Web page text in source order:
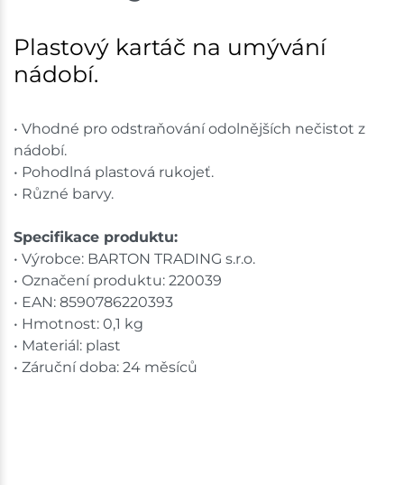
Mohelnice
Skladem na prodejně - doručení do 7 dnů
2 ks
Skladem na prodejně - doručení do 7 dnů
Velká Bíteš
Skladem na prodejně - doručení do 7 dnů
Skladové množství na prodejnách je pouze orientační.
Ceny na prodejnách se mohou lišit od cen na e-
shopu.
Plastový kartáč na umývání
nádobí.
• Vhodné pro odstraňování odolnějších nečistot z
nádobí.
• Pohodlná plastová rukojeť.
• Různé barvy.
Specifikace produktu:
• Výrobce: BARTON TRADING s.r.o.
• Označení produktu: 220039
• EAN: 8590786220393
• Hmotnost: 0,1 kg
• Materiál: plast
• Záruční doba: 24 měsíců